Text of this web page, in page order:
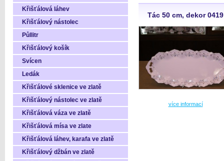
Křišťálová láhev
Křišťálový nástolec
Půllitr
Křišťálový košík
Svícen
Ledák
Křišťálové sklenice ve zlatě
Křišťálový nástolec ve zlatě
Křišťálová váza ve zlatě
Křišťálová mísa ve zlate
Křišťálová láhev, karafa ve zlatě
Křišťálový džbán ve zlatě
Tác 50 cm, dekor 0419
více informací